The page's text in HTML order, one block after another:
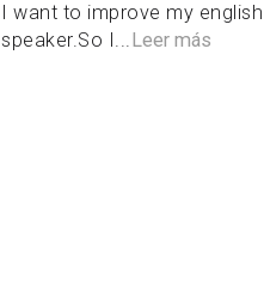
I want to improve my
speaker.So I...Leer más